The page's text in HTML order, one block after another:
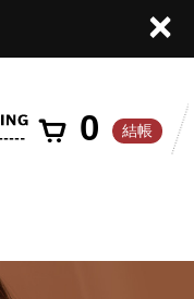
×
0 結帳